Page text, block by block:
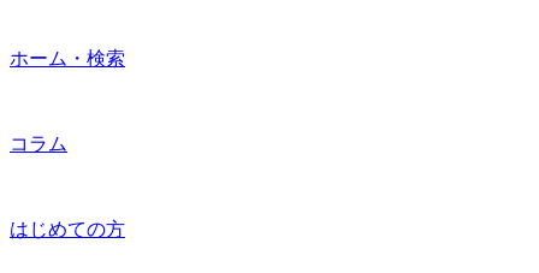
ホーム・検索
コラム
はじめての方